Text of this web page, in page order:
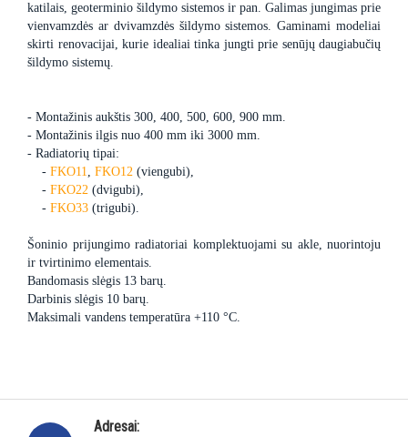
katilais, geoterminio šildymo sistemos ir pan. Galimas jungimas prie
vienvamzdės ar dvivamzdės šildymo sistemos. Gaminami modeliai
skirti renovacijai, kurie idealiai tinka jungti prie senūjų daugiabučių
šildymo sistemų.
- Montažinis aukštis 300, 400, 500, 600, 900 mm.
- Montažinis ilgis nuo 400 mm iki 3000 mm.
- Radiatorių tipai:
- FKO11, FKO12 (viengubi),
- FKO22 (dvigubi),
- FKO33 (trigubi).
Šoninio prijungimo radiatoriai komplektuojami su akle, nuorintoju
ir tvirtinimo elementais.
Bandomasis slėgis 13 barų.
Darbinis slėgis 10 barų.
Maksimali vandens temperatūra +110 °C.
Adresai: